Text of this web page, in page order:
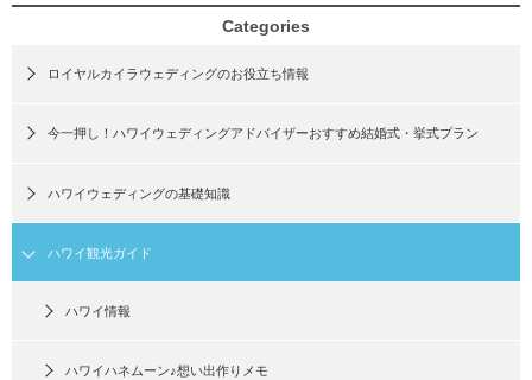
Categories
ロイヤルカイラウェディングのお役立ち情報
今一押し！ハワイウェディングアドバイザーおすすめ結婚式・挙式プラン
ハワイウェディングの基礎知識
ハワイ観光ガイド
ハワイ情報
ハワイハネムーン♪想い出作りメモ